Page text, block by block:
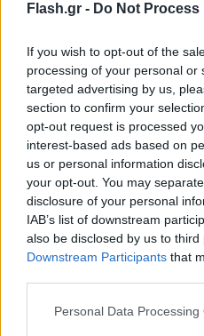
Flash.gr - Do Not
If you wish to opt-out of the
processing of your personal or
targeted advertising by us,
section to confirm your
opt-out request is processed
interest-based ads based on
us or personal information
your opt-out. You may
disclosure of your personal
IAB’s list of downstream
also be disclosed by us to third
Downstream Participants that
Please note that this website/
Personal Data Processing
ΗΠΑ: Σοκ με την
Λευκός Οίκος: Κανείς δεν
σοβαρά
Άλλοτε θα φάνταζε αδιανόητο,
πραγματικότητα. Αιχμές για
διαχρονικά.
17.05.2025 07:51